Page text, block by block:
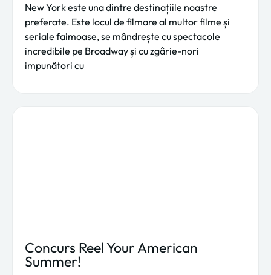
New York este una dintre destinațiile noastre
preferate. Este locul de filmare al multor filme și
seriale faimoase, se mândrește cu spectacole
incredibile pe Broadway și cu zgârie-nori
impunători cu
Concurs Reel Your American
Summer!